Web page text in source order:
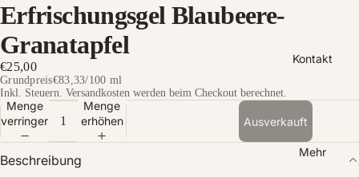
Kontakt
Mehr
Erfrischungsgel Blaubeere-
Granatapfel
€25,00
Grundpreis€83,33/100 ml
Inkl. Steuern. Versandkosten werden beim Checkout berechnet.
Menge
verringern
Menge
erhöhen
Ausverkauft
Beschreibung